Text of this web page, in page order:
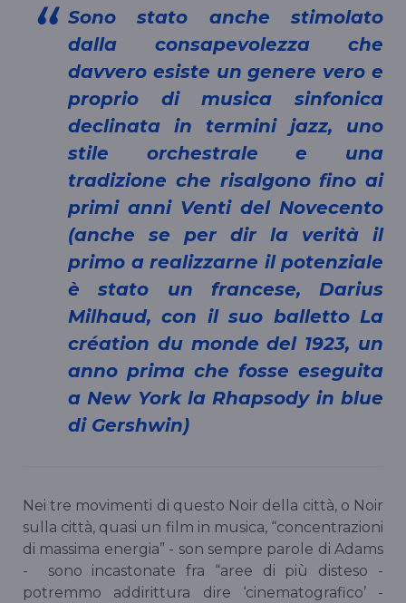
Sono stato anche stimolato
dalla consapevolezza che
davvero esiste un genere vero e
proprio di musica sinfonica
declinata in termini jazz, uno
stile orchestrale e una
tradizione che risalgono fino ai
primi anni Venti del Novecento
(anche se per dir la verità il
primo a realizzarne il potenziale
è stato un francese, Darius
Milhaud, con il suo balletto La
création du monde del 1923, un
anno prima che fosse eseguita
a New York la Rhapsody in blue
di Gershwin)
Nei tre movimenti di questo Noir della città, o Noir
sulla città, quasi un film in musica, “concentrazioni
di massima energia” - son sempre parole di Adams
- sono incastonate fra “aree di più disteso -
potremmo addirittura dire ‘cinematografico’ -